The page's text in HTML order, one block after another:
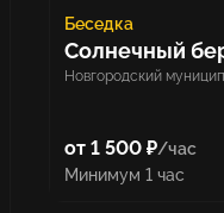
Беседка
Солнечный
Новгородский
от 1 500 ₽/час
Минимум 1 час